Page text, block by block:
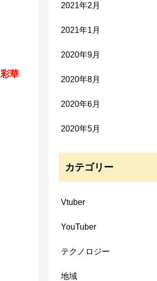
彩華
2021年2月
2021年1月
2020年9月
2020年8月
2020年6月
2020年5月
カテゴリー
Vtuber
YouTuber
テクノロジー
地域